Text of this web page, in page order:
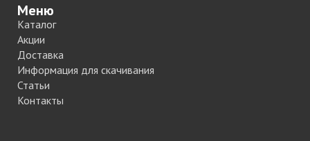
Меню
Каталог
Акции
Доставка
Информация для скачивания
Статьи
Контакты